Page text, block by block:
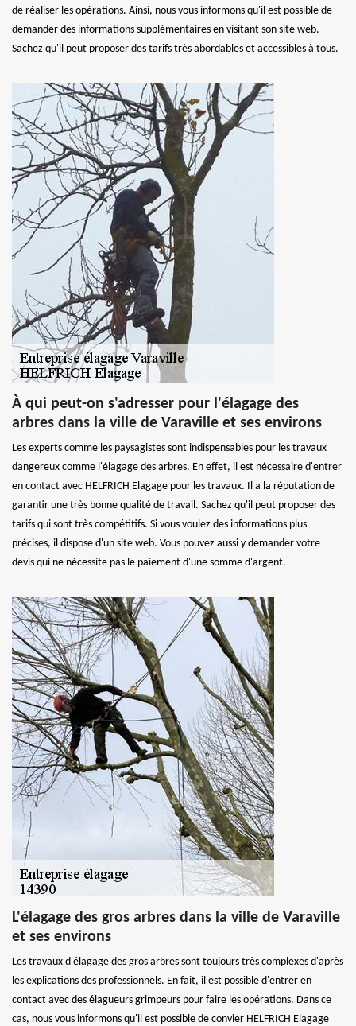
de réaliser les opérations. Ainsi, nous vous informons qu'il est possible de
demander des informations supplémentaires en visitant son site web.
Sachez qu'il peut proposer des tarifs très abordables et accessibles à tous.
À qui peut-on s'adresser pour l'élagage des
arbres dans la ville de Varaville et ses environs
Les experts comme les paysagistes sont indispensables pour les travaux
dangereux comme l'élagage des arbres. En effet, il est nécessaire d'entrer
en contact avec HELFRICH Elagage pour les travaux. Il a la réputation de
garantir une très bonne qualité de travail. Sachez qu'il peut proposer des
tarifs qui sont très compétitifs. Si vous voulez des informations plus
précises, il dispose d'un site web. Vous pouvez aussi y demander votre
devis qui ne nécessite pas le paiement d'une somme d'argent.
L'élagage des gros arbres dans la ville de Varaville
et ses environs
Les travaux d'élagage des gros arbres sont toujours très complexes d'après
les explications des professionnels. En fait, il est possible d'entrer en
contact avec des élagueurs grimpeurs pour faire les opérations. Dans ce
cas, nous vous informons qu'il est possible de convier HELFRICH Elagage